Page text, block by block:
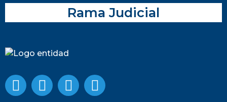
Rama Judicial